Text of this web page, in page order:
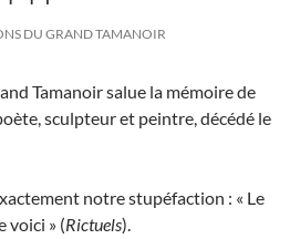
DU GRAND TAMANOIR
Tamanoir salue la mémoire de
sculpteur et peintre, décédé le
notre stupéfaction : « Le
voici » (Rictuels).